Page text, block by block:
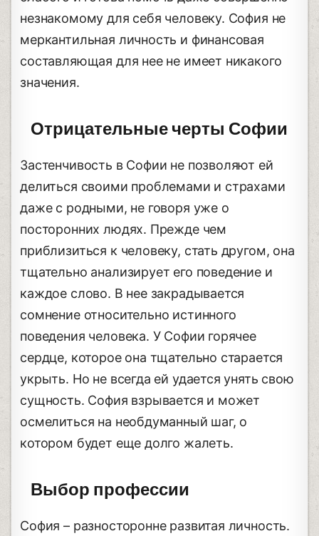
незнакомому для себя человеку. София не
меркантильная личность и финансовая
составляющая для нее не имеет никакого
значения.
Отрицательные черты Софии
Застенчивость в Софии не позволяют ей
делиться своими проблемами и страхами
даже с родными, не говоря уже о
посторонних людях. Прежде чем
приблизиться к человеку, стать другом, она
тщательно анализирует его поведение и
каждое слово. В нее закрадывается
сомнение относительно истинного
поведения человека. У Софии горячее
сердце, которое она тщательно старается
укрыть. Но не всегда ей удается унять свою
сущность. София взрывается и может
осмелиться на необдуманный шаг, о
котором будет еще долго жалеть.
Выбор профессии
София – разносторонне развитая личность.